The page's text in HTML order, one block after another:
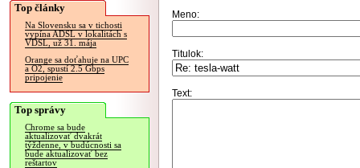
Top články
Na Slovensku sa v tichosti
vypína ADSL v lokalitách s
VDSL, už 31. mája
Orange sa doťahuje na UPC
a O2, spustí 2.5 Gbps
pripojenie
Top správy
Chrome sa bude
aktualizovať dvakrát
týždenne, v budúcnosti sa
bude aktualizovať bez
reštartov
Meno:
Titulok:
Text: